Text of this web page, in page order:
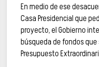
En medio de ese
Casa Presidencial que
proyecto, el Gobierno
búsqueda de fondos
Presupuesto